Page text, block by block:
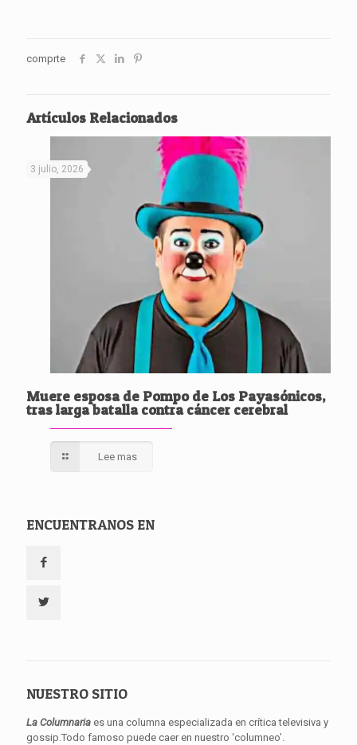
comprte
Artículos Relacionados
3 julio, 2026
Muere esposa de Pompo de Los Payasónicos,
tras larga batalla contra cáncer cerebral
Lee mas
ENCUENTRANOS EN
NUESTRO SITIO
La Columnaria es una columna especializada en crítica televisiva y
gossip.Todo famoso puede caer en nuestro ‘columneo’.